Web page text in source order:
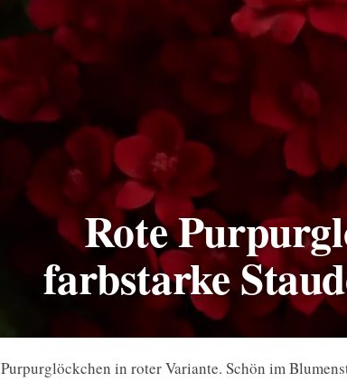
Rote
farbstarke
Purpurglöckchen in roter Variante. Schön im